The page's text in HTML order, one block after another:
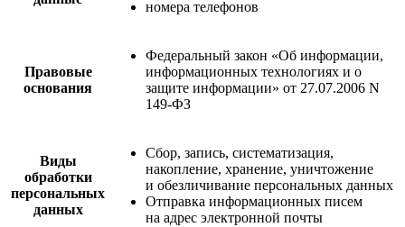
номера телефонов
Правовые
основания
Федеральный закон «Об информации,
информационных технологиях и о
защите информации» от 27.07.2006 N
149-ФЗ
Виды
обработки
персональных
данных
Сбор, запись, систематизация,
накопление, хранение, уничтожение
и обезличивание персональных данных
Отправка информационных писем
на адрес электронной почты